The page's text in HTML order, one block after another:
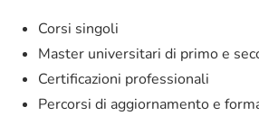
Corsi singoli
Master universitari di primo e
Certificazioni professionali
Percorsi di aggiornamento e